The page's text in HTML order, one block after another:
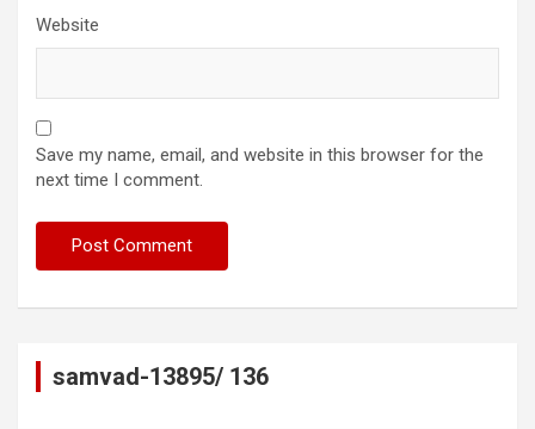
Website
Save my name, email, and website in this browser for the
next time I comment.
samvad-13895/ 136